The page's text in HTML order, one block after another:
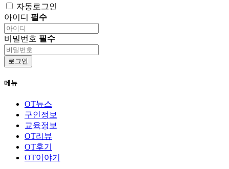
자동로그인
아이디 필수
비밀번호 필수
로그인
메뉴
OT뉴스
구인정보
교육정보
OT리뷰
OT후기
OT이야기